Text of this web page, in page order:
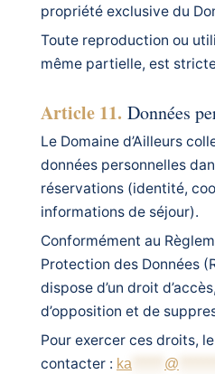
propriété exclusive du
Toute reproduction ou
même partielle, est
Article 11. Données
Le Domaine d’Ailleurs
données personnelles
réservations (identité,
informations de séjour).
Conformément au
Protection des Données
dispose d’un droit
d’opposition et de
Pour exercer ces droits,
contacter : ka @